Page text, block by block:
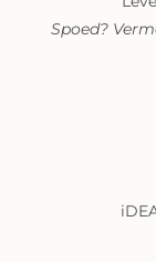
Spoed?